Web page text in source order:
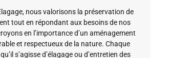
nous valorisons la préservation de
tout en répondant aux besoins de nos
en l’importance d’un aménagement
et respectueux de la nature. Chaque
s’agisse d’élagage ou d’entretien des